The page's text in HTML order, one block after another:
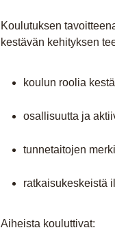
Koulutuksen
kestävän kehityksen
koulun roolia
osallisuutta ja
tunnetaitojen
ratkaisukeskeistä
Aiheista kouluttivat: